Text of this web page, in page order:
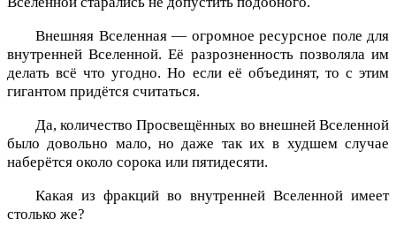
Внешняя Вселенная — огромное ресурсное поле для
внутренней Вселенной. Её разрозненность позволяла им
делать всё что угодно. Но если её объединят, то с этим
гигантом придётся считаться.
Да, количество Просвещённых во внешней Вселенной
было довольно мало, но даже так их в худшем случае
наберётся около сорока или пятидесяти.
Какая из фракций во внутренней Вселенной имеет
столько же?